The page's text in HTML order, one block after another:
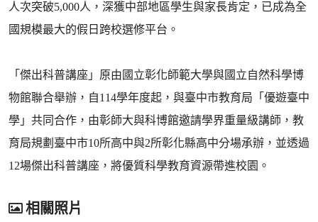
人次突破5,000人，深獲中部地區學生與家長肯定，已成為全
國規模最大的假日跨校選修平台。
「傑出科普講座」原由國立彰化師範大學與國立自然科學博
物館聯合舉辦，自114學年度起，與臺中市教育局「優遊臺中
學」共同合作，由彰師大與科博館邀請學界重量級講師，教
育局規劃臺中市10所高中與2所彰化縣高中分場承辦，並透過
12場傑出科普講座，將優質科學教育資源帶進校園。
相關照片